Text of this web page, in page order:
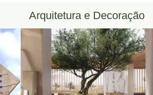
Arquitetura e Decoração